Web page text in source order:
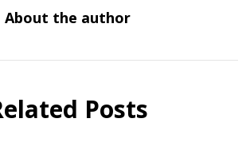
About the author
Posts